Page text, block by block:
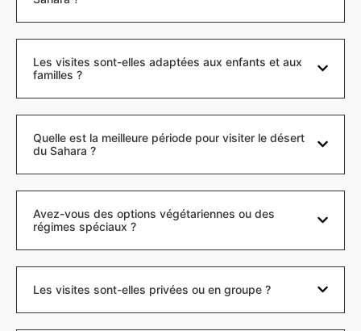
Les visites sont-elles adaptées aux enfants et aux
familles ?
Quelle est la meilleure période pour visiter le désert
du Sahara ?
Avez-vous des options végétariennes ou des
régimes spéciaux ?
Les visites sont-elles privées ou en groupe ?